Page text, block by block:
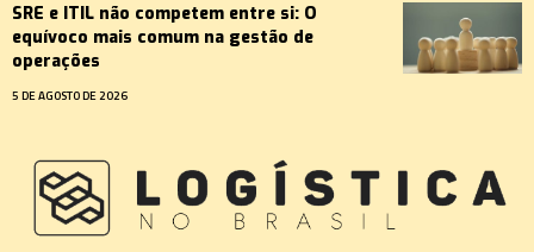
SRE e ITIL não competem entre si: O
equívoco mais comum na gestão de
operações
5 DE AGOSTO DE 2026